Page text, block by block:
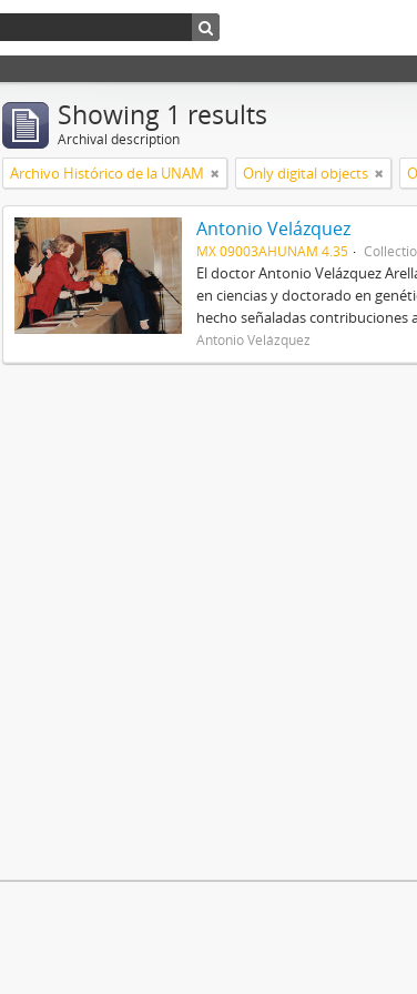
Showing 1 results
Archival description
Archivo Histórico de la UNAM Only digital objects
Antonio Velázquez
MX 09003AHUNAM 4.35
El doctor Antonio Velázquez
en ciencias y doctorado en
hecho señaladas contribuciones
Antonio Velázquez